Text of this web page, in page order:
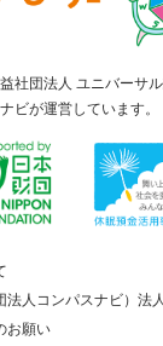
社団法人 ユニバーサ
ビが運営しています。
法人コンパスナビ）法
お願い